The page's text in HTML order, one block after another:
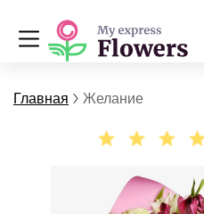
Главная Желание